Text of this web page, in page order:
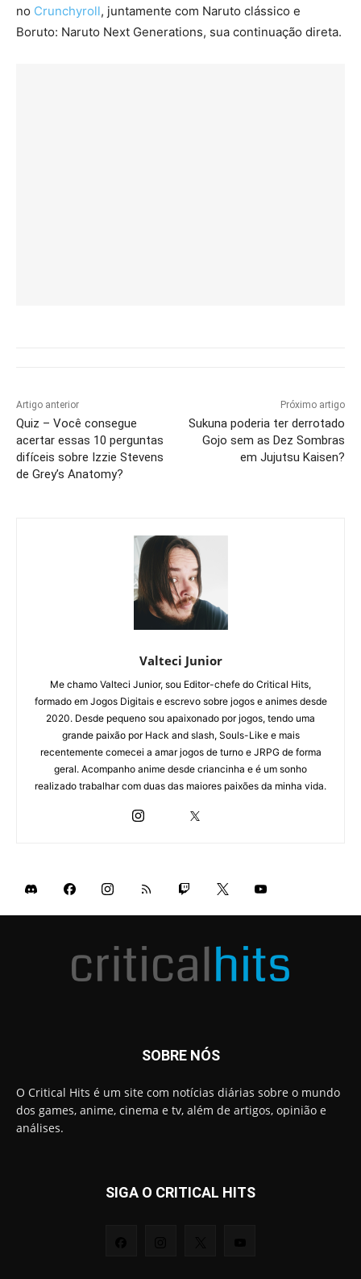
no Crunchyroll, juntamente com Naruto clássico e
Boruto: Naruto Next Generations, sua continuação direta.
Artigo anterior
Quiz – Você consegue
acertar essas 10 perguntas
difíceis sobre Izzie Stevens
de Grey’s Anatomy?
Próximo artigo
Sukuna poderia ter derrotado
Gojo sem as Dez Sombras
em Jujutsu Kaisen?
Valteci Junior
Me chamo Valteci Junior, sou Editor-chefe do Critical Hits,
formado em Jogos Digitais e escrevo sobre jogos e animes desde
2020. Desde pequeno sou apaixonado por jogos, tendo uma
grande paixão por Hack and slash, Souls-Like e mais
recentemente comecei a amar jogos de turno e JRPG de forma
geral. Acompanho anime desde criancinha e é um sonho
realizado trabalhar com duas das maiores paixões da minha vida.
SOBRE NÓS
O Critical Hits é um site com notícias diárias sobre o mundo
dos games, anime, cinema e tv, além de artigos, opinião e
análises.
SIGA O CRITICAL HITS